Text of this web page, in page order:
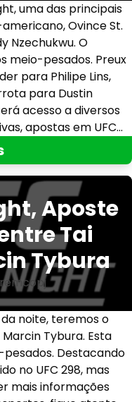
uma das principais
Ovince St.
Nzechukwu. O
meio-pesados. Preux
para Philipe Lins,
para Dustin
acesso a diversos
apostas em UFC…
Aposte
Tai
Tybura
remcopj
noite, teremos o
Tybura. Esta
Destacando
no UFC 298, mas
mais informações